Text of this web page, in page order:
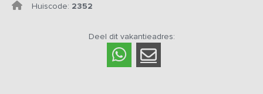
Huiscode: 2352
Deel dit vakantieadres: